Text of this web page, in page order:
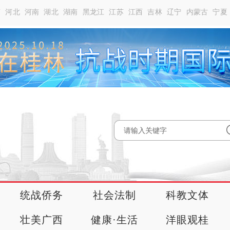
河北 河南 湖北 湖南 黑龙江 江苏 江西 吉林 辽宁 内蒙古 宁夏
统战侨务 社会法制 科教文体
壮美广西 健康·生活 洋眼观桂